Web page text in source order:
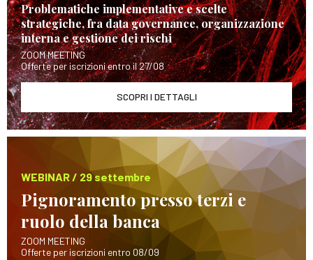
Problematiche implementative e scelte
strategiche, fra data governance, organizzazione
interna e gestione dei rischi
ZOOM MEETING
Offerte per iscrizioni entro il 27/08
SCOPRI I DETTAGLI
WEBINAR / 29 settembre
Pignoramento presso terzi e
ruolo della banca
ZOOM MEETING
Offerte per iscrizioni entro 08/09